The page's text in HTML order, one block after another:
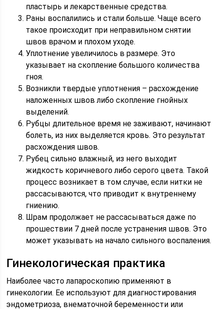
пластырь и лекарственные средства.
Раны воспалились и стали больше. Чаще всего
такое происходит при неправильном снятии
швов врачом и плохом уходе.
Уплотнение увеличилось в размере. Это
указывает на скопление большого количества
гноя.
Возникли твердые уплотнения – расхождение
наложенных швов либо скопление гнойных
выделений.
Рубцы длительное время не заживают, начинают
болеть, из них выделяется кровь. Это результат
расхождения швов.
Рубец сильно влажный, из него выходит
жидкость коричневого либо серого цвета. Такой
процесс возникает в том случае, если нитки не
рассасываются, что приводит к внутреннему
гниению.
Шрам продолжает не рассасываться даже по
прошествии 7 дней после устранения швов. Это
может указывать на начало сильного воспаления.
Гинекологическая практика
Наиболее часто лапароскопию применяют в
гинекологии. Ее используют для диагностирования
эндометриоза, внематочной беременности или